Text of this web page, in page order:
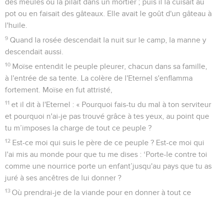
des meules ou la pilait dans un mortier ; puis il la cuisait au
pot ou en faisait des gâteaux. Elle avait le goût d'un gâteau à
l'huile.
9 Quand la rosée descendait la nuit sur le camp, la manne y
descendait aussi.
10 Moïse entendit le peuple pleurer, chacun dans sa famille,
à l'entrée de sa tente. La colère de l'Eternel s'enflamma
fortement. Moïse en fut attristé,
11 et il dit à l'Eternel : « Pourquoi fais-tu du mal à ton serviteur
et pourquoi n'ai-je pas trouvé grâce à tes yeux, au point que
tu m’imposes la charge de tout ce peuple ?
12 Est-ce moi qui suis le père de ce peuple ? Est-ce moi qui
l'ai mis au monde pour que tu me dises : ‘Porte-le contre toi
comme une nourrice porte un enfant’jusqu'au pays que tu as
juré à ses ancêtres de lui donner ?
13 Où prendrai-je de la viande pour en donner à tout ce